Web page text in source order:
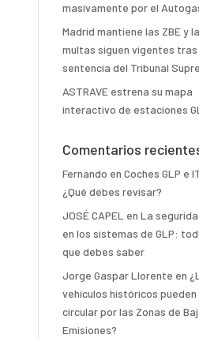
masivamente por el
Madrid mantiene las ZBE y
multas siguen vigentes tras
sentencia del Tribunal
ASTRAVE estrena su mapa
interactivo de estaciones
Comentarios
Fernando enCoches GLP e
¿Qué debes revisar?
JOSÉ CAPEL enLa
en los sistemas de GLP:
que debes saber
Jorge Gaspar Llorente en
vehículos históricos pueden
circular por las Zonas de
Emisiones?